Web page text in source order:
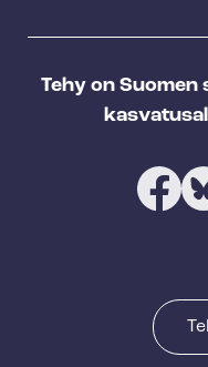
Tehy on Suomen